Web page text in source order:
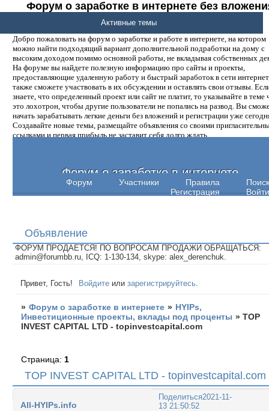
Форум о заработке в интернете без
денег.
Добро пожаловать на форум о заработке и работе в интернете, на котором
можно найти подходящий вариант дополнительной подработки на дому с
высоким доходом помимо основной работы, не вкладывая собственных
На форуме вы найдете полезную информацию про сайты и проекты,
предоставляющие удаленную работу и быстрый заработок в сети
также сможете участвовать в их обсуждении и оставлять свои отзывы.
знаете, что определенный проект или сайт не платит, то указывайте в теме
это лохотрон, чтобы другие пользователи не попались на развод. Вы
начать зарабатывать легкие деньги без вложений и регистрации уже
Создавайте новые темы, размещайте объявления со своими
ссылками и первая прибыль не заставит себя долго ждать.
Форум о заработке в интернете
Форум Участники Правила
Поиск
Регистрация
Войти
Активные темы
Объявление
ФОРУМ ПРОДАЕТСЯ! ПО ВОПРОСАМ ПРОДАЖИ ОБРАЩАТЬСЯ:
admin@forumbb.ru, ICQ: 1-130-134, skype: alex_derenchuk.
Привет, Гость! Войдите илизарегистрируйтесь
» Форум о заработке в интернете » HYIPs,
Инвестиционные проекты, вклады под проценты »TOP
INVEST CAPITAL LTD - topinvestcapital.com
TOP INVEST CAPITAL LTD - topinvestcapital.com
Страница: 1
Поделиться2021-11-
13 21:50:52
All-HYIPs.info